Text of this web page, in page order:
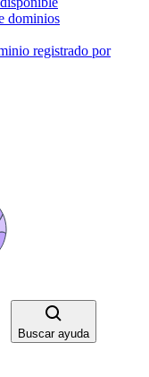
dominios
registrado por
Buscar ayuda